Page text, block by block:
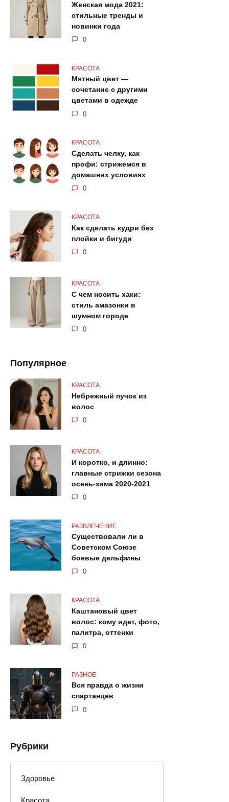
Женская мода 2021:
стильные тренды и
новинки года
0
КРАСОТА
Мятный цвет —
сочетание с другими
цветами в одежде
0
КРАСОТА
Сделать челку, как
профи: стрижемся в
домашних условиях
0
КРАСОТА
Как сделать кудри без
плойки и бигуди
0
КРАСОТА
С чем носить хаки:
стиль амазонки в
шумном городе
0
Популярное
КРАСОТА
Небрежный пучок из
волос
0
КРАСОТА
И коротко, и длинно:
главные стрижки сезона
осень-зима 2020-2021
0
РАЗВЛЕЧЕНИЕ
Существовали ли в
Советском Союзе
боевые дельфины
0
КРАСОТА
Каштановый цвет
волос: кому идет, фото,
палитра, оттенки
0
РАЗНОЕ
Вся правда о жизни
спартанцев
0
Рубрики
Здоровье